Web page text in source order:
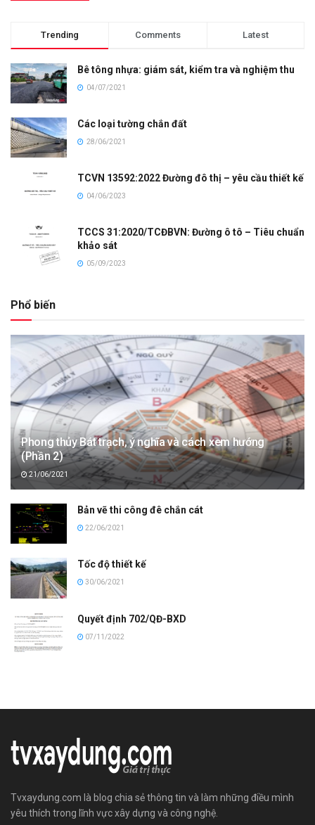
Trending Comments Latest
Bê tông nhựa: giám sát, kiểm tra và nghiệm thu
04/07/2021
Các loại tường chắn đất
28/06/2021
TCVN 13592:2022 Đường đô thị – yêu cầu thiết kế
04/06/2023
TCCS 31:2020/TCĐBVN: Đường ô tô – Tiêu chuẩn
khảo sát
05/09/2023
Phổ biến
Phong thủy Bát trạch, ý nghĩa và cách xem hướng
(Phần 2)
21/06/2021
Bản vẽ thi công đê chắn cát
22/06/2021
Tốc độ thiết kế
30/06/2021
Quyết định 702/QĐ-BXD
07/11/2022
Tvxaydung.com là blog chia sẻ thông tin và làm những điều mình
yêu thích trong lĩnh vực xây dựng và công nghệ.